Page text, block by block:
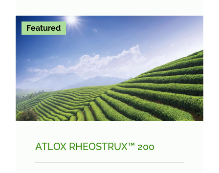
Featured
ATLOX RHEOSTRUX™ 200